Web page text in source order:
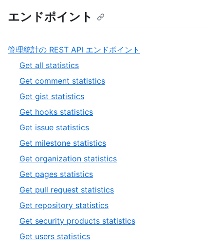
エンドポイント
管理統計の REST API エンドポイント
Get all statistics
Get comment statistics
Get gist statistics
Get hooks statistics
Get issue statistics
Get milestone statistics
Get organization statistics
Get pages statistics
Get pull request statistics
Get repository statistics
Get security products statistics
Get users statistics